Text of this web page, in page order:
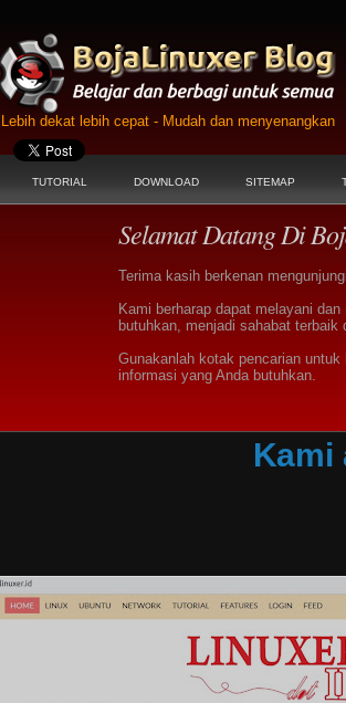
Lebih dekat lebih cepat - Mudah dan menyenangkan
TUTORIAL DOWNLOAD SITEMAP
Selamat Datang Di
Terima kasih berkenan
Kami berharap dapat melayani
butuhkan, menjadi sahabat
Gunakanlah kotak pencarian
informasi yang Anda butuhkan.
Kami